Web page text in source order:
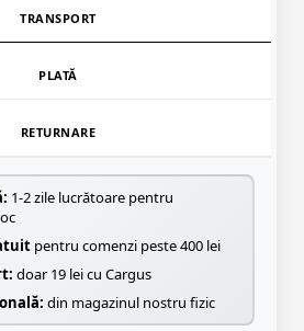
TRANSPORT
PLATĂ
RETURNARE
1-2 zile lucrătoare pentru
pentru comenzi peste 400 lei
doar 19 lei cu Cargus
din magazinul nostru fizic